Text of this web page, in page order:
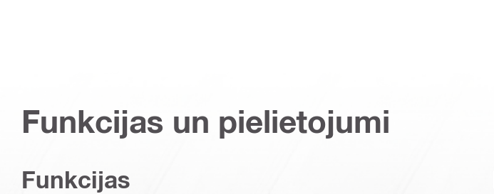
Funkcijas un pielietojumi
Funkcijas